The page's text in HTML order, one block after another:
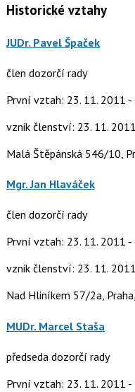
Historické vztahy
JUDr. Pavel Špaček
člen dozorčí rady
První vztah: 23. 11. 2011
vznik členství: 23. 11. 2011
Malá Štěpánská 546/10,
Mgr. Jan Hlaváček
člen dozorčí rady
První vztah: 23. 11. 2011
vznik členství: 23. 11. 2011
Nad Hliníkem 57/2a,
MUDr. Marcel Staša
předseda dozorčí rady
První vztah: 23. 11. 2011